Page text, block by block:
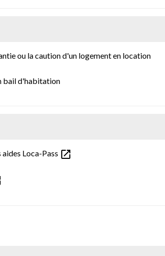
ou la caution d'un logement en location
bail d'habitation
Loca-Pass open_in_new